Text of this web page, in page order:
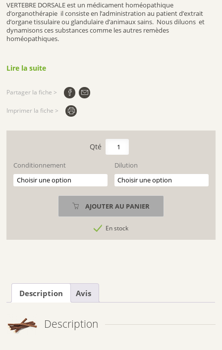
VERTEBRE DORSALE est un médicament homéopathique
d’organothérapie il consiste en l’administration au patient d’extrait
d’organe tissulaire ou glandulaire d’animaux sains. Nous diluons et
dynamisons ces substances comme les autres remèdes
homéopathiques.
Lire la suite
Partager la fiche >
Imprimer la fiche >
Conditionnement Dilution
quantité
de
VERTEBRE
DORSALE
AJOUTER AU PANIER
En stock
Description Avis
Description